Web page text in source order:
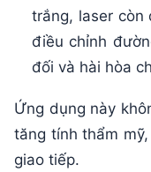
trắng, laser còn
điều chỉnh
đối và hài hòa
Ứng dụng này
tăng tính thẩm
giao tiếp.